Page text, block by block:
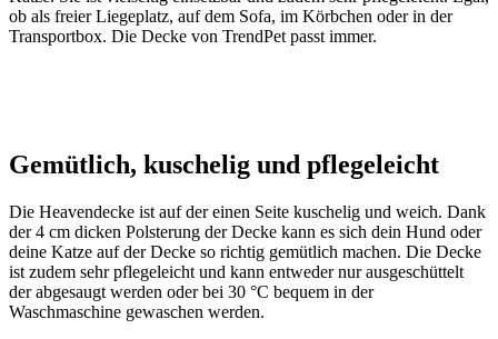
ob als freier Liegeplatz, auf dem Sofa, im Körbchen oder in der
Transportbox. Die Decke von TrendPet passt immer.
Gemütlich, kuschelig und pflegeleicht
Die Heavendecke ist auf der einen Seite kuschelig und weich. Dank
der 4 cm dicken Polsterung der Decke kann es sich dein Hund oder
deine Katze auf der Decke so richtig gemütlich machen. Die Decke
ist zudem sehr pflegeleicht und kann entweder nur ausgeschüttelt
der abgesaugt werden oder bei 30 °C bequem in der
Waschmaschine gewaschen werden.